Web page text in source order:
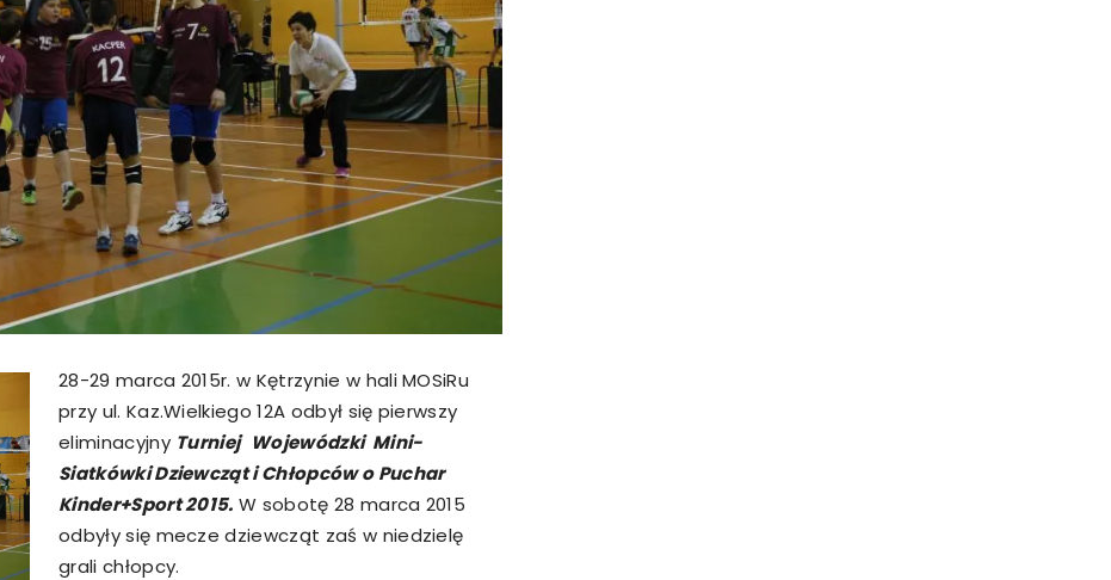
Kętrzyn
28-29 marca 2015r. w Kętrzynie w hali MOSiRu
przy ul. Kaz.Wielkiego 12A odbył się pierwszy
eliminacyjny Turniej WojewódzkiMini-
SiatkówkiDziewczątiChłopcówoPuchar
Kinder+Sport2015. W sobotę 28 marca 2015
odbyły się mecze dziewcząt zaś w niedzielę
grali chłopcy.